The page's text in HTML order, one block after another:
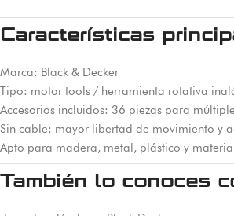
Características
Marca: Black & Decker
Tipo: motor tools / herramienta rotativa
Accesorios incluidos: 36 piezas para
Sin cable: mayor libertad de movimiento y
Apto para madera, metal, plástico y
También lo conoces